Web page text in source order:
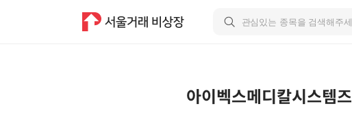
아이벡스메디칼시스템즈